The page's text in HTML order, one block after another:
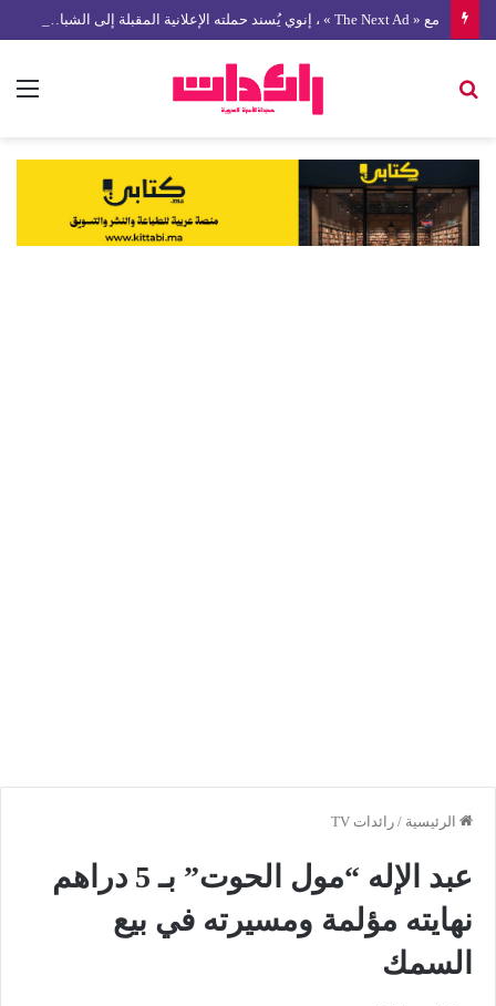
مع « The Next Ad » ، إنوي يُسند حملته الإعلانية المقبلة إلى الشباب المغربي
الرئيسية / رائدات TV
عبد الإله “مول الحوت” بـ 5 دراهم
نهايته مؤلمة ومسيرته في بيع
السمك